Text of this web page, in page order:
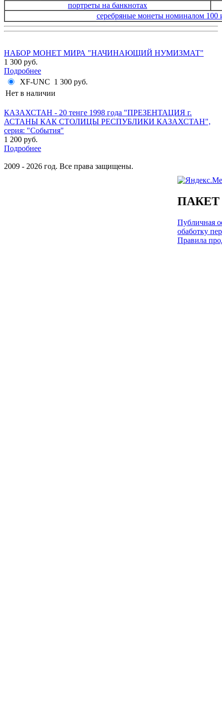
портреты на банкнотах
серебряные монеты номиналом 100
НАБОР МОНЕТ МИРА "НАЧИНАЮЩИЙ НУМИЗМАТ"
1 300 руб.
Подробнее
XF-UNC 1 300 руб.
Нет в наличии
КАЗАХСТАН - 20 тенге 1998 года "ПРЕЗЕНТАЦИЯ г.
АСТАНЫ КАК СТОЛИЦЫ РЕСПУБЛИКИ КАЗАХСТАН",
серия: "События"
1 200 руб.
Подробнее
2009 - 2026 год. Все права защищены.
Публичная
обаботку
Правила